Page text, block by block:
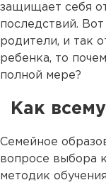
защищает себя
последствий. Вот
родители, и так
ребенка, то
полной мере?
Как
Семейное
вопросе выбора
методик